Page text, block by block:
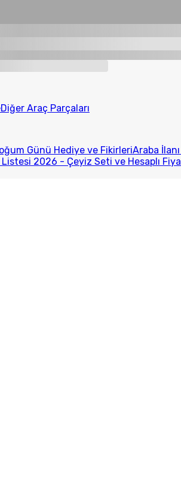
Diğer Araç Parçaları
Günü Hediye ve FikirleriAraba
Listesi 2026 - Çeyiz Seti ve Hesaplı